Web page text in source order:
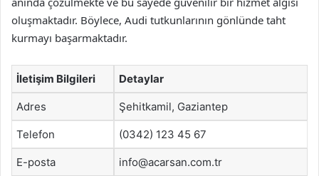
oluşmaktadır. Böylece, Audi tutkunlarının gönlünde taht
kurmayı başarmaktadır.
İletişim Bilgileri Detaylar
Adres Şehitkamil, Gaziantep
Telefon (0342) 123 45 67
E-posta info@acarsan.com.tr